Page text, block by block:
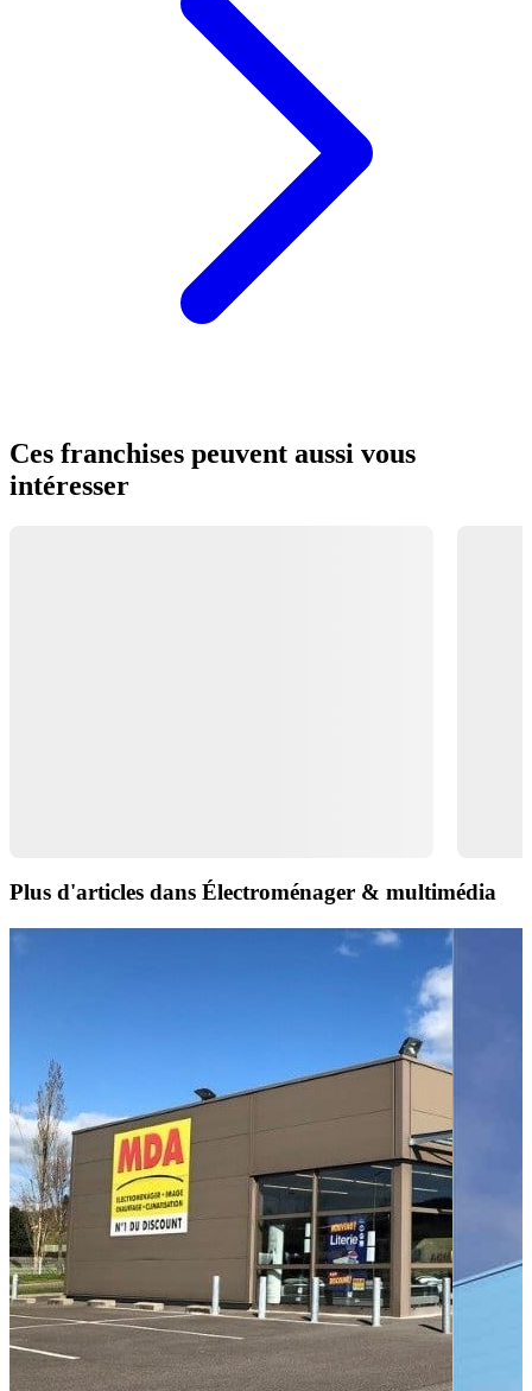
Ces franchises peuvent aussi vous
intéresser
Plus d'articles dans Électroménager & multimédia